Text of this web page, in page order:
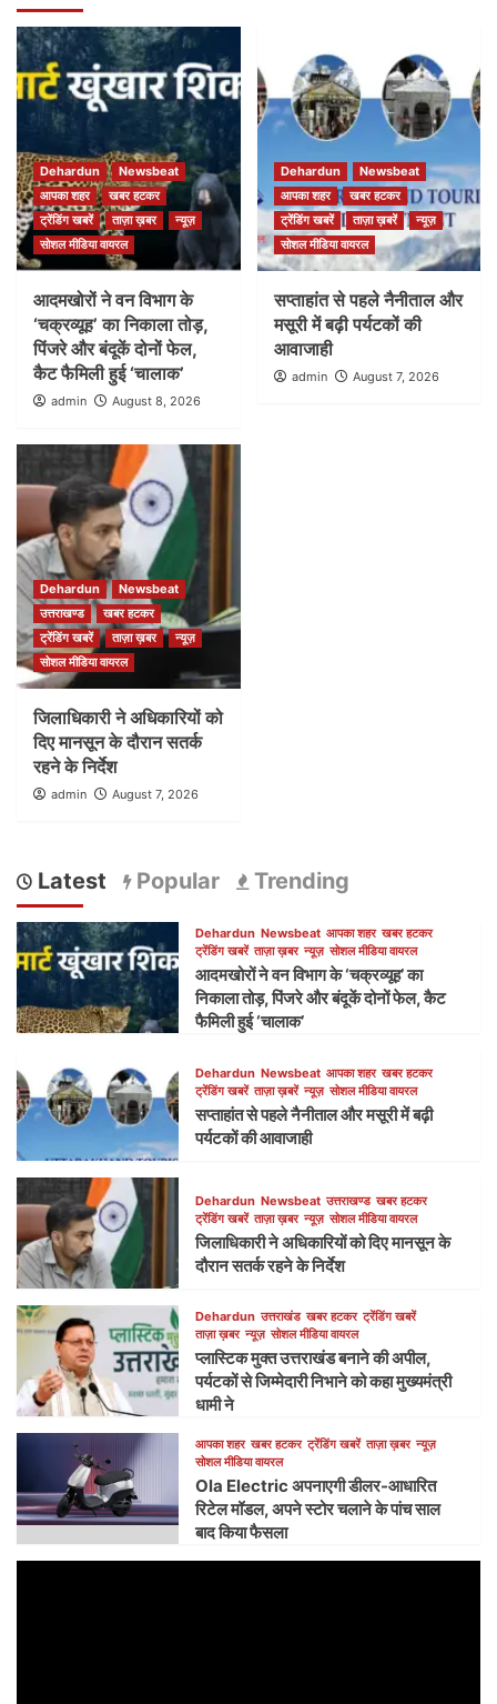
Dehardun
Newsbeat
आपका शहर
खबर हटकर
ट्रेंडिंग खबरें
ताज़ा ख़बर
न्यूज़
सोशल मीडिया वायरल
आदमखोरों ने वन विभाग के
‘चक्रव्यूह’ का निकाला तोड़,
पिंजरे और बंदूकें दोनों फेल,
कैट फैमिली हुई ‘चालाक’
admin August 8, 2026
Dehardun
Newsbeat
आपका शहर
खबर हटकर
ट्रेंडिंग खबरें
ताज़ा ख़बरें
न्यूज़
सोशल मीडिया वायरल
सप्ताहांत से पहले नैनीताल और
मसूरी में बढ़ी पर्यटकों की
आवाजाही
admin August 7, 2026
Dehardun
Newsbeat
उत्तराखण्ड
खबर हटकर
ट्रेंडिंग खबरें
ताज़ा ख़बर
न्यूज़
सोशल मीडिया वायरल
जिलाधिकारी ने अधिकारियों को
दिए मानसून के दौरान सतर्क
रहने के निर्देश
admin August 7, 2026
Latest Popular Trending
Dehardun Newsbeat आपका शहर खबर हटकर
ट्रेंडिंग खबरें ताज़ा ख़बर न्यूज़ सोशल मीडिया वायरल
आदमखोरों ने वन विभाग के ‘चक्रव्यूह’ का
निकाला तोड़, पिंजरे और बंदूकें दोनों फेल, कैट
फैमिली हुई ‘चालाक’
Dehardun Newsbeat आपका शहर खबर हटकर
ट्रेंडिंग खबरें ताज़ा ख़बरें न्यूज़ सोशल मीडिया वायरल
सप्ताहांत से पहले नैनीताल और मसूरी में बढ़ी
पर्यटकों की आवाजाही
Dehardun Newsbeat उत्तराखण्ड खबर हटकर
ट्रेंडिंग खबरें ताज़ा ख़बर न्यूज़ सोशल मीडिया वायरल
जिलाधिकारी ने अधिकारियों को दिए मानसून के
दौरान सतर्क रहने के निर्देश
Dehardun उत्तराखंड खबर हटकर ट्रेंडिंग खबरें
ताज़ा ख़बर न्यूज़ सोशल मीडिया वायरल
प्लास्टिक मुक्त उत्तराखंड बनाने की अपील,
पर्यटकों से जिम्मेदारी निभाने को कहा मुख्यमंत्री
धामी ने
आपका शहर खबर हटकर ट्रेंडिंग खबरें ताज़ा ख़बर न्यूज़
सोशल मीडिया वायरल
Ola Electric अपनाएगी डीलर-आधारित
रिटेल मॉडल, अपने स्टोर चलाने के पांच साल
बाद किया फैसला